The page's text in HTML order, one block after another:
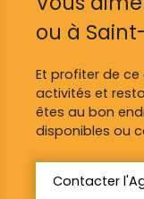
ou à
Et profiter de
activités et
êtes au bon
disponibles ou
Contacter